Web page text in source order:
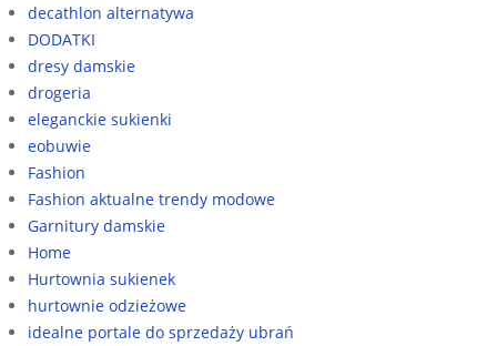
decathlon alternatywa
DODATKI
dresy damskie
drogeria
eleganckie sukienki
eobuwie
Fashion
Fashion aktualne trendy modowe
Garnitury damskie
Home
Hurtownia sukienek
hurtownie odzieżowe
idealne portale do sprzedaży ubrań